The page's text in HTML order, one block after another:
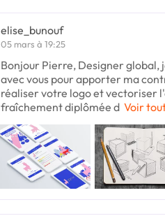
elise_bunouf
05 mars à 19:25
Bonjour Pierre, Designer global,
avec vous pour apporter ma
réaliser votre logo et vectoriser
fraîchement diplômée d Voir